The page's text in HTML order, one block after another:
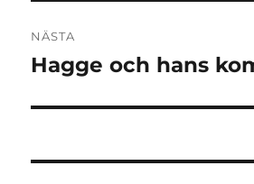
NÄSTA
Nästa
Hagge och hans